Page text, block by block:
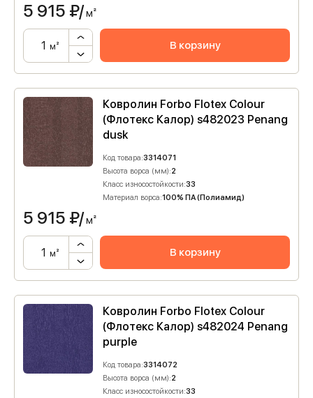
5 915 ₽/м²
м² В корзину
Ковролин Forbo Flotex Colour
(Флотекс Калор) s482023 Penang
dusk
Код товара:3314071
Высота ворса (мм):2
Класс износостойкости:33
Материал ворса:100% ПА (Полиамид)
5 915 ₽/м²
м² В корзину
Ковролин Forbo Flotex Colour
(Флотекс Калор) s482024 Penang
purple
Код товара:3314072
Высота ворса (мм):2
Класс износостойкости:33